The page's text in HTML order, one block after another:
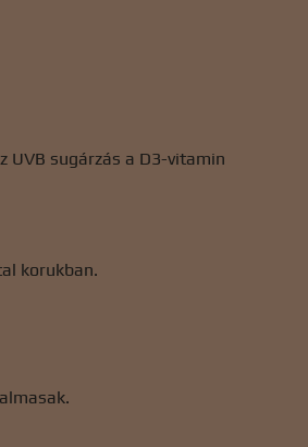
UVB sugárzás a D3-vitamin
korukban.